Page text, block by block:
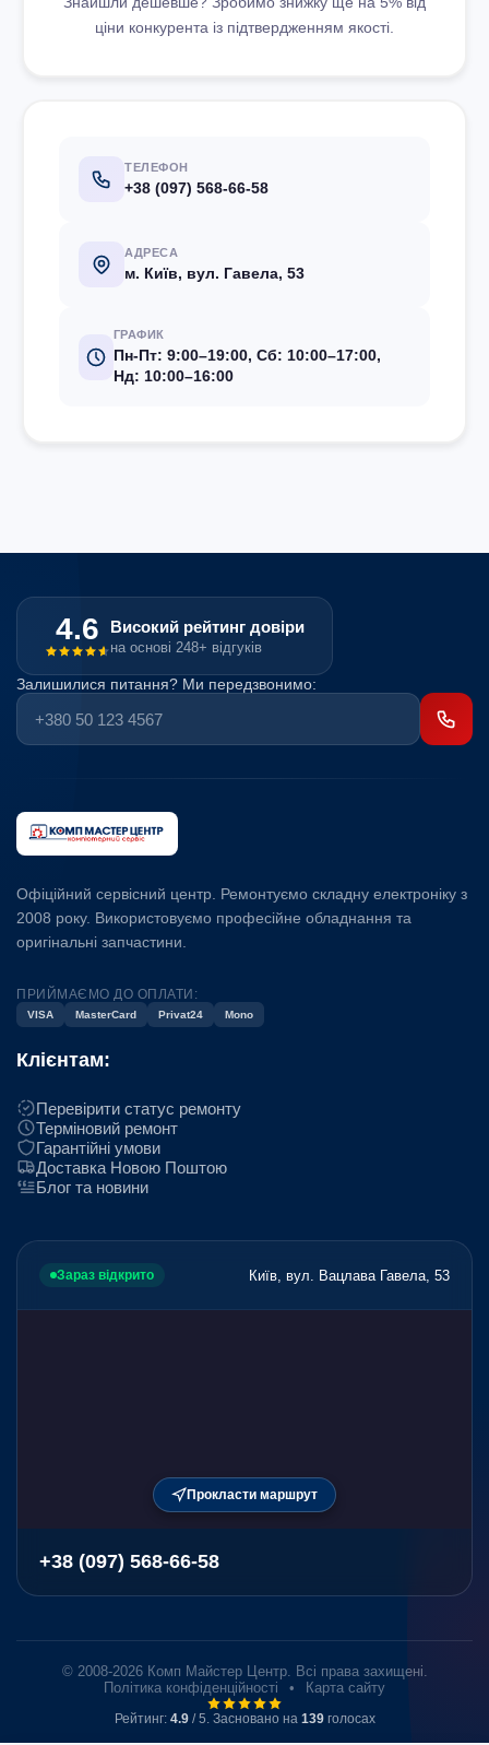
ціни конкурента із підтвердженням якості.
ТЕЛЕФОН
+38 (097) 568-66-58
АДРЕСА
м. Київ, вул. Гавела, 53
ГРАФИК
Пн-Пт: 9:00–19:00, Сб: 10:00–17:00,
Нд: 10:00–16:00
4.6 Високий рейтинг довіри
на основі 248+ відгуків
Залишилися питання? Ми передзвонимо:
Офіційний сервісний центр. Ремонтуємо складну електроніку з
2008 року. Використовуємо професійне обладнання та
оригінальні запчастини.
ПРИЙМАЄМО ДО ОПЛАТИ:
VISA MasterCard Privat24 Mono
Клієнтам:
Перевірити статус ремонту
Терміновий ремонт
Гарантійні умови
Доставка Новою Поштою
Блог та новини
Зараз відкрито Київ, вул. Вацлава Гавела, 53
Прокласти маршрут
+38 (097) 568-66-58
© 2008-2026 Комп Майстер Центр. Всі права захищені.
Політика конфіденційності
• Карта сайту
Рейтинг: 4.9/ 5. Засновано на 139голосах